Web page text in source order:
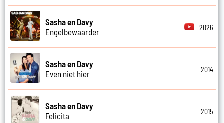
Sasha en Davy
Engelbewaarder
2026
Sasha en Davy
Even niet hier
2014
Sasha en Davy
Felicita
2015